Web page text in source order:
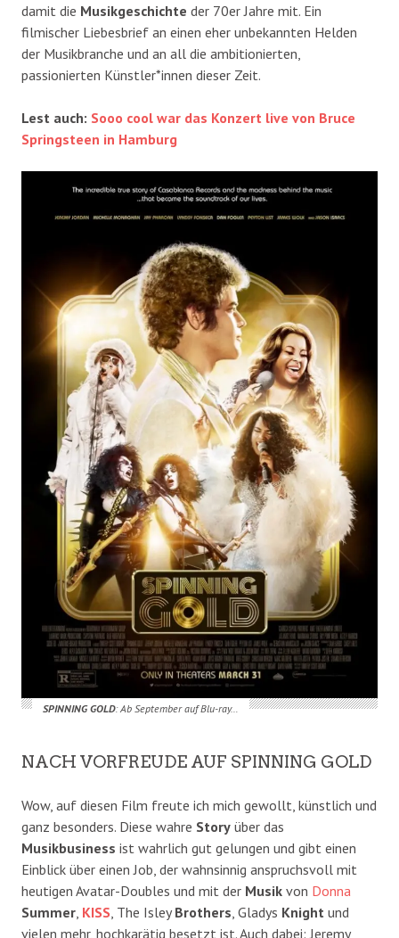
damit die Musikgeschichte der 70er Jahre mit. Ein
filmischer Liebesbrief an einen eher unbekannten Helden
der Musikbranche und an all die ambitionierten,
passionierten Künstler*innen dieser Zeit.
Lest auch: Sooo cool war das Konzert live von Bruce
Springsteen in Hamburg
SPINNING GOLD: Ab September auf Blu-ray…
NACH VORFREUDE AUF SPINNING GOLD
Wow, auf diesen Film freute ich mich gewollt, künstlich und
ganz besonders. Diese wahre Story über das
Musikbusiness ist wahrlich gut gelungen und gibt einen
Einblick über einen Job, der wahnsinnig anspruchsvoll mit
heutigen Avatar-Doubles und mit der Musik von Donna
Summer KISS , The IsleyBrothers , Gladys Knight und
vielen mehr, hochkarätig besetzt ist. Auch dabei: Jeremy